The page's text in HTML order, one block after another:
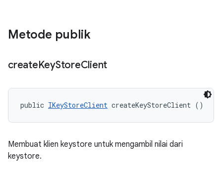
Metode publik
createKeyStoreClient
public IKeyStoreClient createKeyStoreClient ()
Membuat klien keystore untuk mengambil nilai dari
keystore.